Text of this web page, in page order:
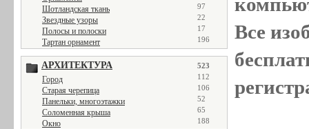
Шотландская ткань 97
Звездные узоры 22
Полосы и полоски 17
Тартан орнамент 196
АРХИТЕКТУРА 523
Город 112
Старая черепица 106
Панельки, многоэтажки 52
Соломенная крыша 65
Окно 188
Все